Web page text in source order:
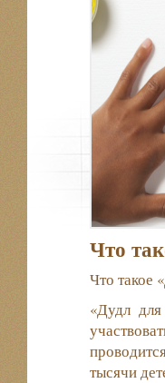
Что
Что такое
«Дудл
тысячи